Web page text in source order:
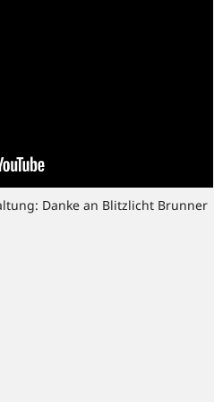
Danke an Blitzlicht Brunner